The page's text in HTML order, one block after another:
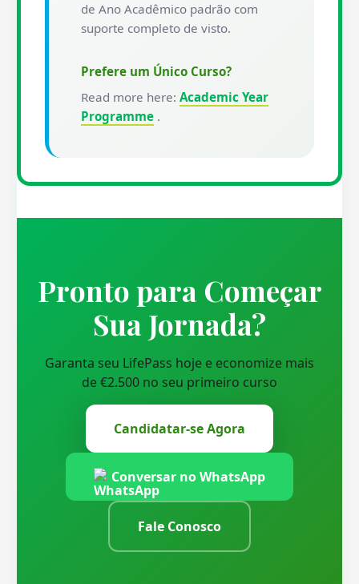
de Ano Acadêmico padrão com
suporte completo de visto.
Prefere um Único Curso?
Read more here: Academic Year
Programme .
Pronto para Começar
Sua Jornada?
Garanta seu LifePass hoje e economize mais
de €2.500 no seu primeiro curso
Candidatar-se Agora
Conversar no WhatsApp
Fale Conosco